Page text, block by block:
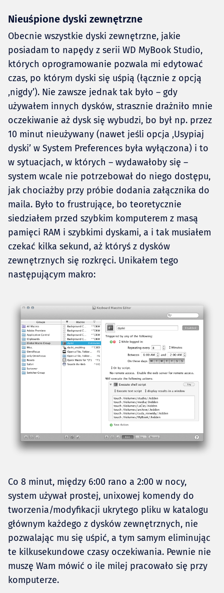
Nieuśpione dyski zewnętrzne
Obecnie wszystkie dyski zewnętrzne, jakie
posiadam to napędy z serii WD MyBook Studio,
których oprogramowanie pozwala mi edytować
czas, po którym dyski się uśpią (łącznie z opcją
‚nigdy’). Nie zawsze jednak tak było – gdy
używałem innych dysków, strasznie drażniło mnie
oczekiwanie aż dysk się wybudzi, bo był np. przez
10 minut nieużywany (nawet jeśli opcja ‚Usypiaj
dyski’ w System Preferences była wyłączona) i to
w sytuacjach, w których – wydawałoby się –
system wcale nie potrzebował do niego dostępu,
jak chociażby przy próbie dodania załącznika do
maila. Było to frustrujące, bo teoretycznie
siedziałem przed szybkim komputerem z masą
pamięci RAM i szybkimi dyskami, a i tak musiałem
czekać kilka sekund, aż któryś z dysków
zewnętrznych się rozkręci. Unikałem tego
następującym makro:
Co 8 minut, między 6:00 rano a 2:00 w nocy,
system używał prostej, unixowej komendy do
tworzenia/modyfikacji ukrytego pliku w katalogu
głównym każdego z dysków zewnętrznych, nie
pozwalając mu się uśpić, a tym samym eliminując
te kilkusekundowe czasy oczekiwania. Pewnie nie
muszę Wam mówić o ile milej pracowało się przy
komputerze.